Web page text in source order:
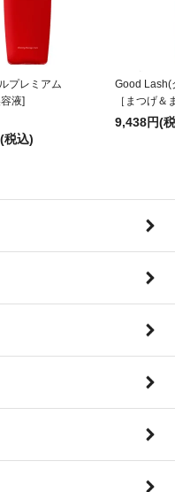
プレミアム
液]
税込)
Good Lash(
［まつげ＆
9,438円(